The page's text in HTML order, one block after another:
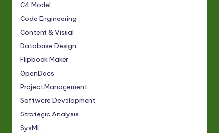
C4 Model
Code Engineering
Content & Visual
Database Design
Flipbook Maker
OpenDocs
Project Management
Software Development
Strategic Analysis
SysML